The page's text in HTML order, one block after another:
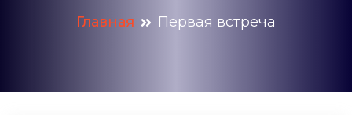
Главная Первая встреча